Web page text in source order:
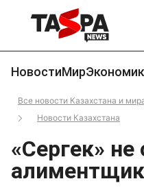
НовостиМир
Все новости Казахстана и
Новости Казахстана
«Сергек» не